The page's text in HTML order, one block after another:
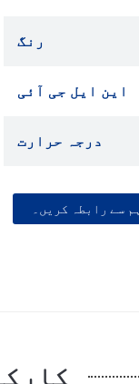
رنگ
این ایل جی آئی
درجہ حرارت
ہم سے رابطہ کریں۔